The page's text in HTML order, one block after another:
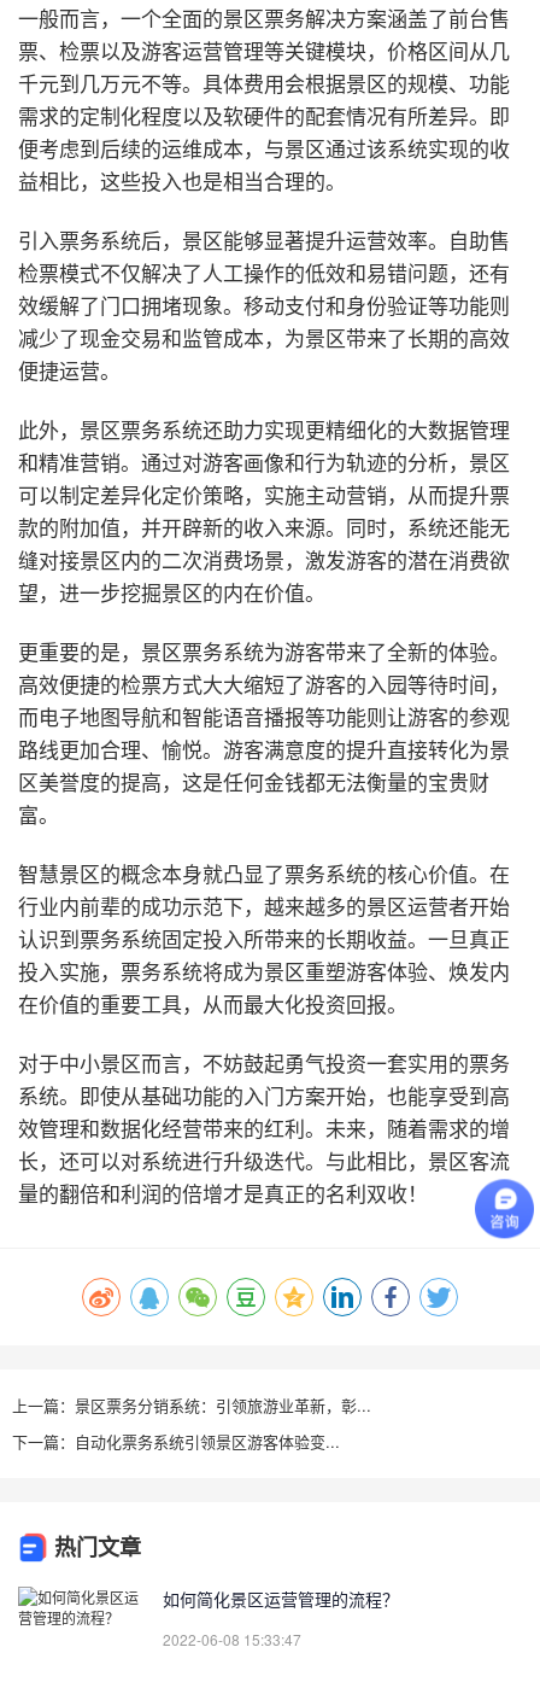
一般而言，一个全面的景区票务解决方案涵盖了前台售
票、检票以及游客运营管理等关键模块，价格区间从几
千元到几万元不等。具体费用会根据景区的规模、功能
需求的定制化程度以及软硬件的配套情况有所差异。即
便考虑到后续的运维成本，与景区通过该系统实现的收
益相比，这些投入也是相当合理的。
引入票务系统后，景区能够显著提升运营效率。自助售
检票模式不仅解决了人工操作的低效和易错问题，还有
效缓解了门口拥堵现象。移动支付和身份验证等功能则
减少了现金交易和监管成本，为景区带来了长期的高效
便捷运营。
此外，景区票务系统还助力实现更精细化的大数据管理
和精准营销。通过对游客画像和行为轨迹的分析，景区
可以制定差异化定价策略，实施主动营销，从而提升票
款的附加值，并开辟新的收入来源。同时，系统还能无
缝对接景区内的二次消费场景，激发游客的潜在消费欲
望，进一步挖掘景区的内在价值。
更重要的是，景区票务系统为游客带来了全新的体验。
高效便捷的检票方式大大缩短了游客的入园等待时间，
而电子地图导航和智能语音播报等功能则让游客的参观
路线更加合理、愉悦。游客满意度的提升直接转化为景
区美誉度的提高，这是任何金钱都无法衡量的宝贵财
富。
智慧景区的概念本身就凸显了票务系统的核心价值。在
行业内前辈的成功示范下，越来越多的景区运营者开始
认识到票务系统固定投入所带来的长期收益。一旦真正
投入实施，票务系统将成为景区重塑游客体验、焕发内
在价值的重要工具，从而最大化投资回报。
对于中小景区而言，不妨鼓起勇气投资一套实用的票务
系统。即使从基础功能的入门方案开始，也能享受到高
效管理和数据化经营带来的红利。未来，随着需求的增
长，还可以对系统进行升级迭代。与此相比，景区客流
量的翻倍和利润的倍增才是真正的名利双收！
上一篇：景区票务分销系统：引领旅游业革新，彰...
下一篇：自动化票务系统引领景区游客体验变...
热门文章
如何简化景区运营管理的流程？
2022-06-08 15:33:47